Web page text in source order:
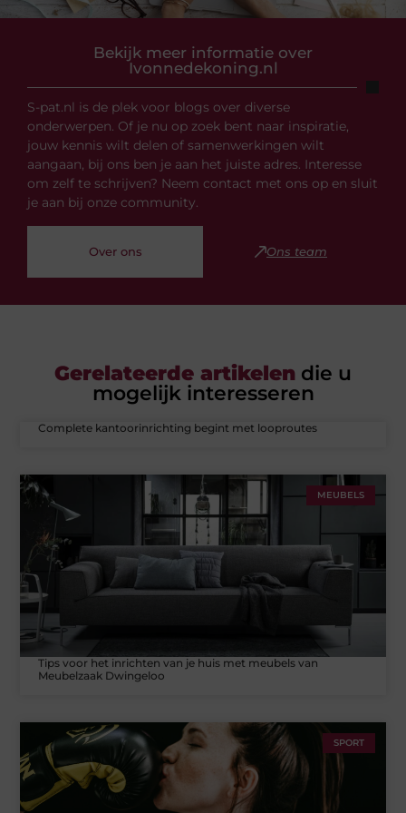
Bekijk meer informatie over
Ivonnedekoning.nl
S-pat.nl is de plek voor blogs over diverse
onderwerpen. Of je nu op zoek bent naar inspiratie,
jouw kennis wilt delen of samenwerkingen wilt
aangaan, bij ons ben je aan het juiste adres. Interesse
om zelf te schrijven? Neem contact met ons op en sluit
je aan bij onze community.
Over ons Ons team
Gerelateerde artikelen die u
mogelijk interesseren
Complete kantoorinrichting begint met looproutes
MEUBELS
Tips voor het inrichten van je huis met meubels van
Meubelzaak Dwingeloo
SPORT